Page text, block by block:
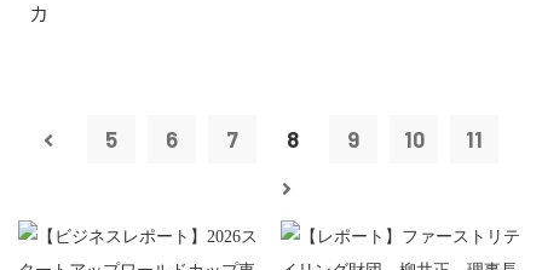
力
5 6 7 8 9 10 11